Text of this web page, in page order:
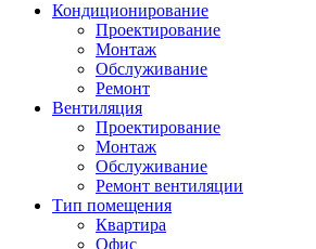
Кондиционирование
Проектирование
Монтаж
Обслуживание
Ремонт
Вентиляция
Проектирование
Монтаж
Обслуживание
Ремонт вентиляции
Тип помещения
Квартира
Офис